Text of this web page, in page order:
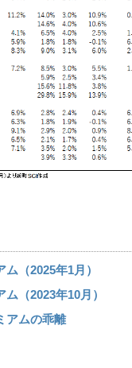
（2025年1月）
（2023年10月）
アムの乖離